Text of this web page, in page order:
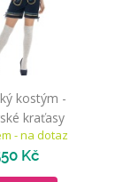
kostým -
kraťasy
- na dotaz
Kč